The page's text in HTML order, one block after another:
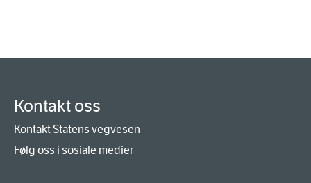
Kontakt oss
Kontakt Statens vegvesen
Følg oss i sosiale medier